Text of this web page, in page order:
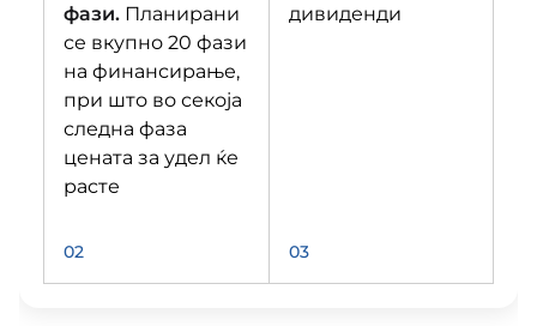
фази. Планирани
се вкупно 20 фази
на финансирање,
при што во секоја
следна фаза
цената за удел ќе
расте
02
дивиденди
03